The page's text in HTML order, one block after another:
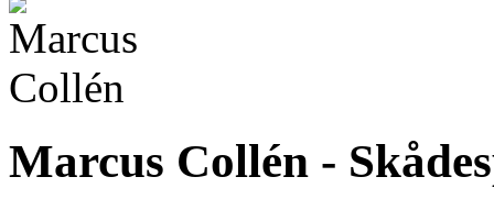
Marcus Collén -